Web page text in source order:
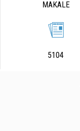
MAKALE
5104